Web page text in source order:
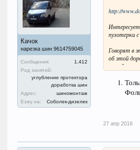
Качок
нарезка шин 9614759045
Сообщения:
1.412
Род занятий:
углубление протектора
доработка шин
Адрес:
шиномонтаж
Езжу на:
Соболек-дизелек
http://
пузотерки
Говорят в
об этой
по ней
Может
Или
27 апр 2016